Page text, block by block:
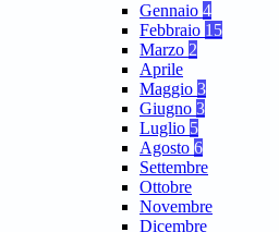
Gennaio 4
Febbraio 15
Marzo 2
Aprile
Maggio 3
Giugno 3
Luglio 5
Agosto 6
Settembre
Ottobre
Novembre
Dicembre